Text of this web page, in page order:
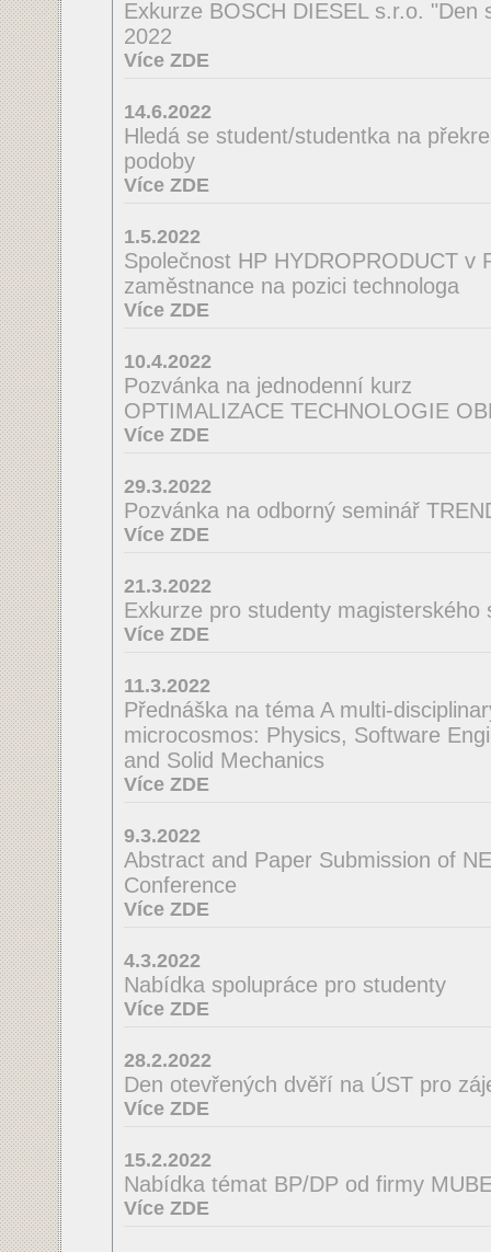
Exkurze BOSCH DIESEL s.r.o. "Den
2022
Více ZDE
14.6.2022
Hledá se student/studentka na
podoby
Více ZDE
1.5.2022
Společnost HP HYDROPRODUCT v
zaměstnance na pozici technologa
Více ZDE
10.4.2022
Pozvánka na jednodenní kurz
OPTIMALIZACE TECHNOLOGIE
Více ZDE
29.3.2022
Pozvánka na odborný seminář
Více ZDE
21.3.2022
Exkurze pro studenty magisterského
Více ZDE
11.3.2022
Přednáška na téma A multi-
microcosmos: Physics, Software
and Solid Mechanics
Více ZDE
9.3.2022
Abstract and Paper Submission of
Conference
Více ZDE
4.3.2022
Nabídka spolupráce pro studenty
Více ZDE
28.2.2022
Den otevřených dvěří na ÚST pro
Více ZDE
15.2.2022
Nabídka témat BP/DP od firmy
Více ZDE